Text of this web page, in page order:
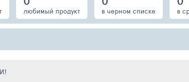
любимый продукт в черном списке в